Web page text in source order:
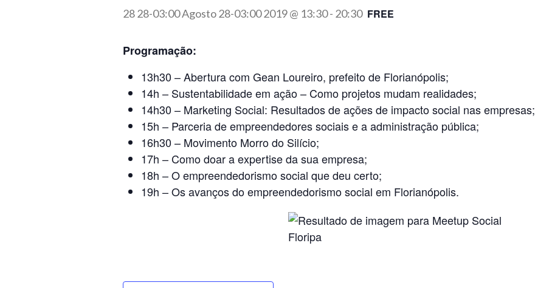
28 28-03:00 Agosto 28-03:00 2019 @ 13:30- 20:30 FREE
Programação:
13h30 – Abertura com Gean Loureiro, prefeito de Florianópolis;
14h – Sustentabilidade em ação – Como projetos mudam realidades;
14h30 – Marketing Social: Resultados de ações de impacto social nas empresas;
15h – Parceria de empreendedores sociais e a administração pública;
16h30 – Movimento Morro do Silício;
17h – Como doar a expertise da sua empresa;
18h – O empreendedorismo social que deu certo;
19h – Os avanços do empreendedorismo social em Florianópolis.